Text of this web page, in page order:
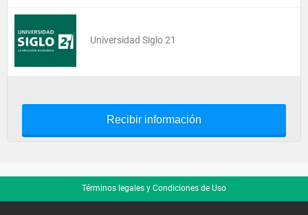
Universidad Siglo 21
Recibir información
Términos legales y Condiciones de Uso